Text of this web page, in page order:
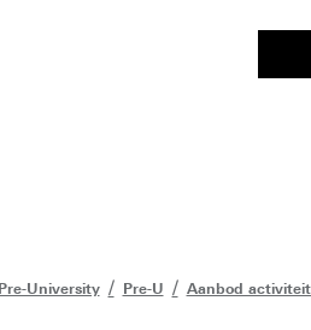
Pre-University Pre-U Aanbod